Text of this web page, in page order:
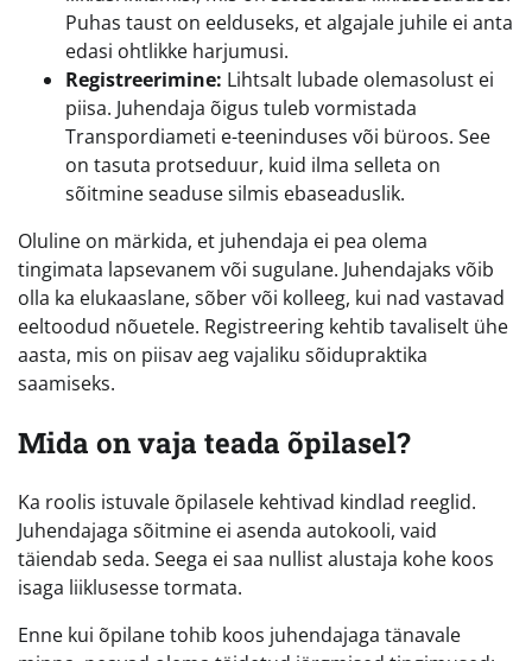
Puhas taust on eelduseks, et algajale juhile ei anta
edasi ohtlikke harjumusi.
Registreerimine: Lihtsalt lubade olemasolust ei
piisa. Juhendaja õigus tuleb vormistada
Transpordiameti e-teeninduses või büroos. See
on tasuta protseduur, kuid ilma selleta on
sõitmine seaduse silmis ebaseaduslik.
Oluline on märkida, et juhendaja ei pea olema
tingimata lapsevanem või sugulane. Juhendajaks võib
olla ka elukaaslane, sõber või kolleeg, kui nad vastavad
eeltoodud nõuetele. Registreering kehtib tavaliselt ühe
aasta, mis on piisav aeg vajaliku sõidupraktika
saamiseks.
Mida on vaja teada õpilasel?
Ka roolis istuvale õpilasele kehtivad kindlad reeglid.
Juhendajaga sõitmine ei asenda autokooli, vaid
täiendab seda. Seega ei saa nullist alustaja kohe koos
isaga liiklusesse tormata.
Enne kui õpilane tohib koos juhendajaga tänavale